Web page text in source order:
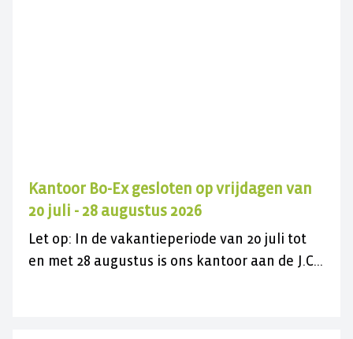
Kantoor Bo-Ex gesloten op vrijdagen van
20 juli - 28 augustus 2026
Let op: In de vakantieperiode van 20 juli tot
en met 28 augustus is ons kantoor aan de J.C.